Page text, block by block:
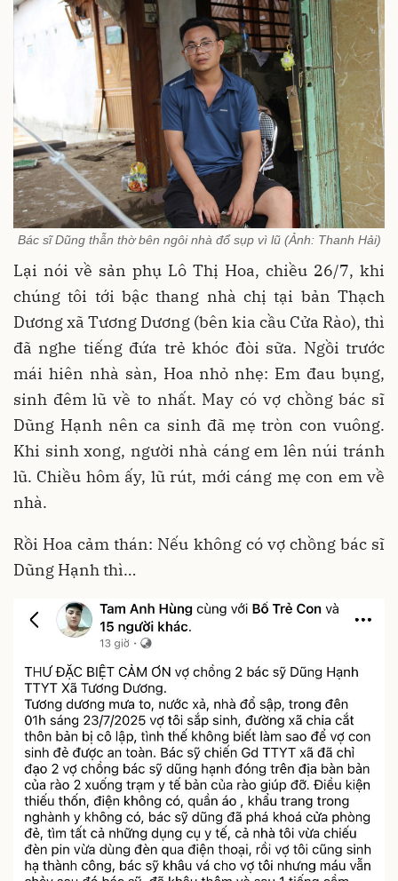
Bác sĩ Dũng thẫn thờ bên ngôi nhà đổ sụp vì lũ (Ảnh: Thanh Hải)
Lại nói về sản phụ Lô Thị Hoa, chiều 26/7, khi
chúng tôi tới bậc thang nhà chị tại bản Thạch
Dương xã Tương Dương (bên kia cầu Cửa Rào), thì
đã nghe tiếng đứa trẻ khóc đòi sữa. Ngồi trước
mái hiên nhà sàn, Hoa nhỏ nhẹ: Em đau bụng,
sinh đêm lũ về to nhất. May có vợ chồng bác sĩ
Dũng Hạnh nên ca sinh đã mẹ tròn con vuông.
Khi sinh xong, người nhà cáng em lên núi tránh
lũ. Chiều hôm ấy, lũ rút, mới cáng mẹ con em về
nhà.
Rồi Hoa cảm thán: Nếu không có vợ chồng bác sĩ
Dũng Hạnh thì…